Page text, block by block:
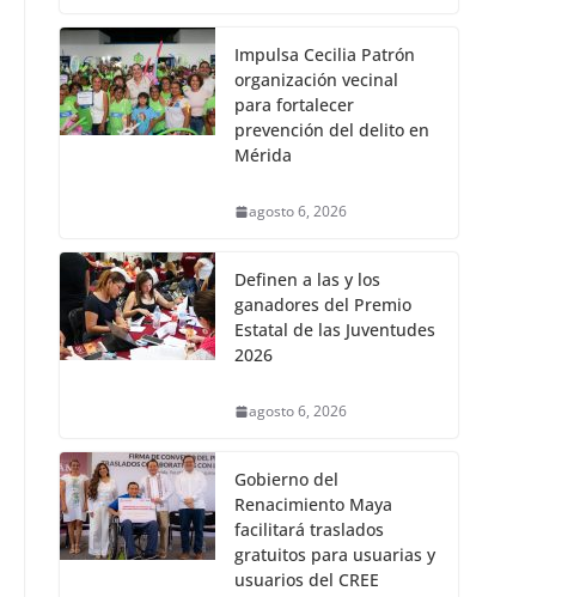
Impulsa Cecilia Patrón
organización vecinal
para fortalecer
prevención del delito en
Mérida
agosto 6, 2026
Definen a las y los
ganadores del Premio
Estatal de las Juventudes
2026
agosto 6, 2026
Gobierno del
Renacimiento Maya
facilitará traslados
gratuitos para usuarias y
usuarios del CREE